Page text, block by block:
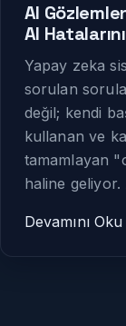
AI
AI
Yapay zeka
sorulan
değil; kendi
kullanan ve
tamamlayan
haline
Devamını Oku